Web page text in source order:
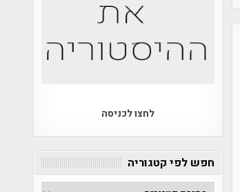
לחצו לכניסה
חפש לפי קטגוריה
חפש